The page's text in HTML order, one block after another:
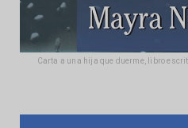
Carta a una hija que duerme, libro